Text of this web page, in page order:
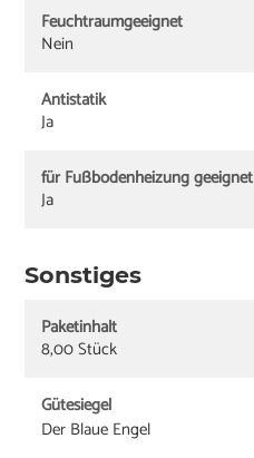
Feuchtraumgeeignet
Nein
Antistatik
Ja
für Fußbodenheizung geeignet
Ja
Sonstiges
Paketinhalt
8,00 Stück
Gütesiegel
Der Blaue Engel